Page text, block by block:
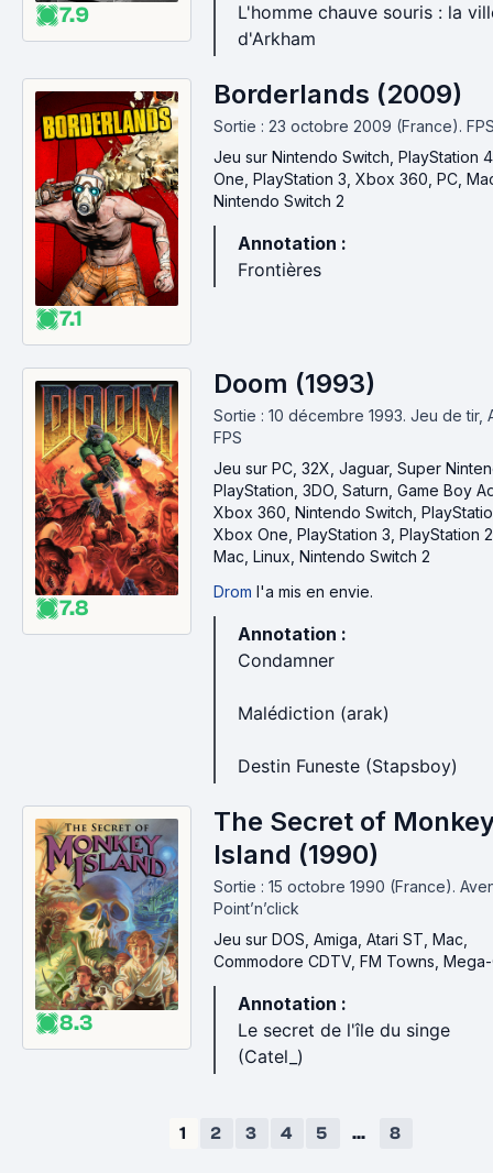
7.9
L'homme chauve souris : la
d'Arkham
7.1
Borderlands (2009)
Sortie : 23 octobre 2009 (France).
Jeu sur Nintendo Switch, PlayStation
One, PlayStation 3, Xbox 360, PC,
Nintendo Switch 2
Annotation :
Frontières
7.8
Doom (1993)
Sortie : 10 décembre 1993. Jeu de tir,
FPS
Jeu sur PC, 32X, Jaguar, Super
PlayStation, 3DO, Saturn, Game Boy
Xbox 360, Nintendo Switch,
Xbox One, PlayStation 3, PlayStation
Mac, Linux, Nintendo Switch 2
Drom l'a mis en envie.
Annotation :
Condamner
Malédiction (arak)
Destin Funeste (Stapsboy)
8.3
The Secret of
Island (1990)
Sortie : 15 octobre 1990 (France).
Point’n’click
Jeu sur DOS, Amiga, Atari ST, Mac,
Commodore CDTV, FM Towns, Mega-
Annotation :
Le secret de l'île du singe
(Catel_)
1 2 3 4 5 ... 8